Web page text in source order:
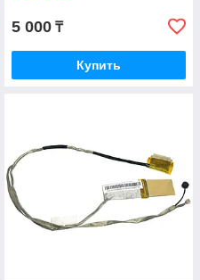
5 000 ₸
Купить